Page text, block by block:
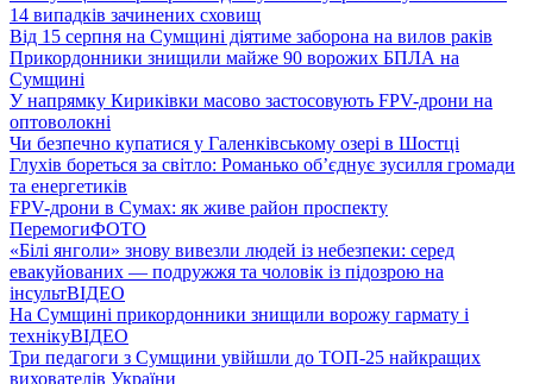
14 випадків зачинених сховищ
Від 15 серпня на Сумщині діятиме заборона на вилов раків
Прикордонники знищили майже 90 ворожих БПЛА на
Сумщині
У напрямку Кириківки масово застосовують FPV-дрони на
оптоволокні
Чи безпечно купатися у Галенківському озері в Шостці
Глухів бореться за світло: Романько об’єднує зусилля громади
та енергетиків
FPV-дрони в Сумах: як живе район проспекту
ПеремогиФОТО
«Білі янголи» знову вивезли людей із небезпеки: серед
евакуйованих — подружжя та чоловік із підозрою на
інсультВІДЕО
На Сумщині прикордонники знищили ворожу гармату і
технікуВІДЕО
Три педагоги з Сумщини увійшли до ТОП-25 найкращих
вихователів України